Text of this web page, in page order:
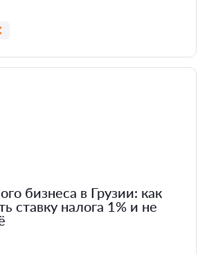
бизнеса в Грузии: как
ставку налога 1% и не